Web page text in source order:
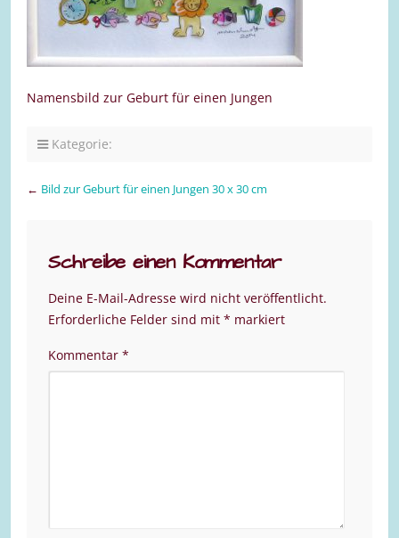
Namensbild zur Geburt für einen Jungen
Kategorie:
← Bild zur Geburt für einen Jungen 30 x 30 cm
Schreibe einen Kommentar
Deine E-Mail-Adresse wird nicht veröffentlicht.
Erforderliche Felder sind mit * markiert
Kommentar *